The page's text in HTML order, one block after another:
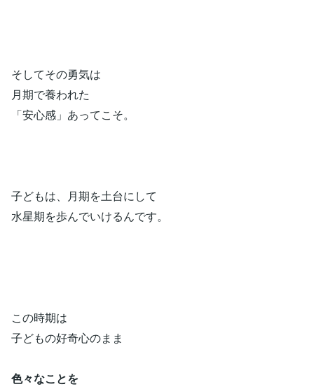
そしてその勇気は
月期で養われた
「安心感」あってこそ。
子どもは、月期を土台にして
水星期を歩んでいけるんです。
この時期は
子どもの好奇心のまま
色々なことを